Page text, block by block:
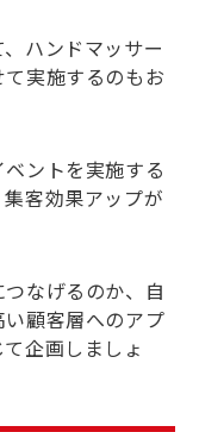
ハンドマッサー
実施するのもお
ントを実施する
客効果アップが
なげるのか、自
顧客層へのアプ
企画しましょ